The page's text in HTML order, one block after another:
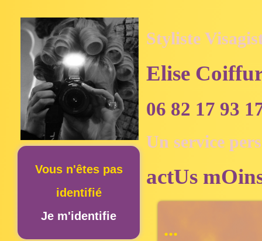
Vous n'êtes pas
identifié
Je m'identifie
Styliste
Elise
06 82 17 93
Un service
actUs
...